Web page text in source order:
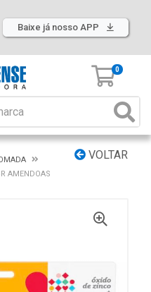
Baixe já nosso APP
0
VOLTAR
AMENDOAS